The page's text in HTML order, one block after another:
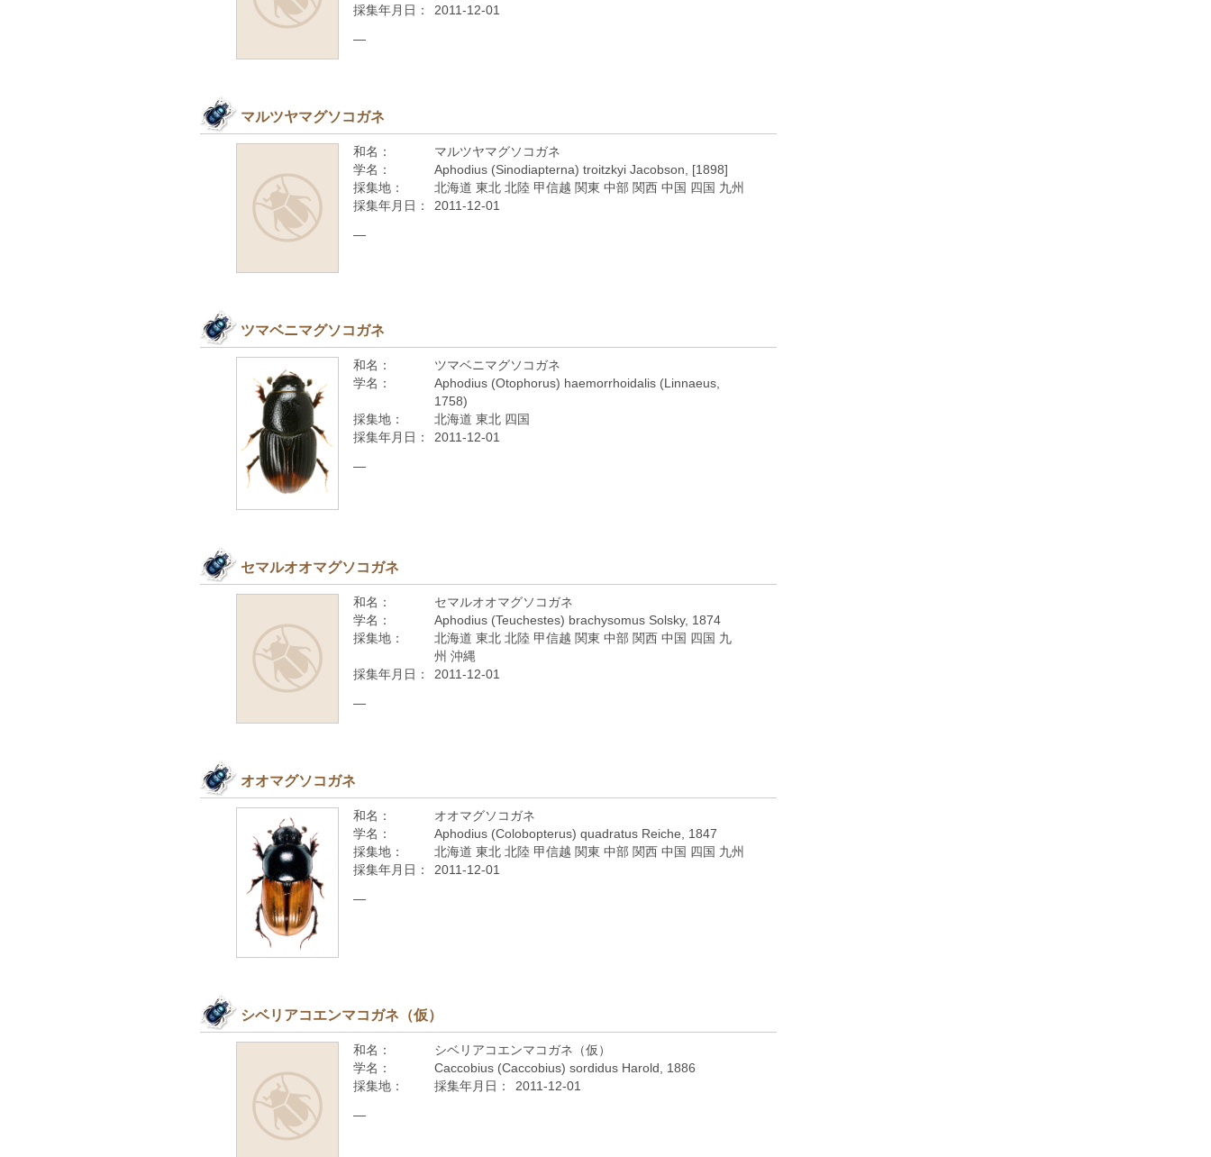
採集年月日：
2011-12-01
—
マルツヤマグソコガネ
和名：
マルツヤマグソコガネ
学名：
Aphodius (Sinodiapterna) troitzkyi Jacobson, [1898]
採集地：
北海道 東北 北陸 甲信越 関東 中部 関西 中国 四国 九州
採集年月日：
2011-12-01
—
ツマベニマグソコガネ
和名：
ツマベニマグソコガネ
学名：
Aphodius (Otophorus) haemorrhoidalis (Linnaeus,
1758)
採集地：
北海道 東北 四国
採集年月日：
2011-12-01
—
セマルオオマグソコガネ
和名：
セマルオオマグソコガネ
学名：
Aphodius (Teuchestes) brachysomus Solsky, 1874
採集地：
北海道 東北 北陸 甲信越 関東 中部 関西 中国 四国 九
州 沖縄
採集年月日：
2011-12-01
—
オオマグソコガネ
和名：
オオマグソコガネ
学名：
Aphodius (Colobopterus) quadratus Reiche, 1847
採集地：
北海道 東北 北陸 甲信越 関東 中部 関西 中国 四国 九州
採集年月日：
2011-12-01
—
シベリアコエンマコガネ（仮）
和名：
シベリアコエンマコガネ（仮）
学名：
Caccobius (Caccobius) sordidus Harold, 1886
採集地：
採集年月日： 2011-12-01
—